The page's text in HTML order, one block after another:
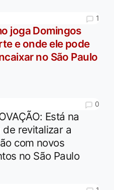
1
joga Domingos
e onde ele pode
no São Paulo
0
Está na
de revitalizar a
com novos
no São Paulo